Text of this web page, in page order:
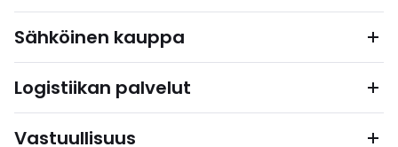
Sähköinen kauppa
Logistiikan palvelut
Vastuullisuus